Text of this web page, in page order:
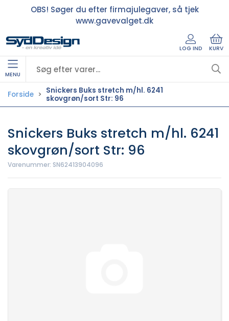
OBS! Søger du efter firmajulegaver, så tjek
www.gavevalget.dk
LOG IND KURV
MENU
Forside
Snickers Buks stretch m/hl. 6241
skovgrøn/sort Str: 96
Snickers Buks stretch m/hl. 6241
skovgrøn/sort Str: 96
Varenummer: SN62413904096